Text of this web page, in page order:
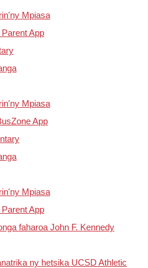
Mpiasa
App
Mpiasa
App
Mpiasa
App
faharoa John F. Kennedy
ny hetsika UCSD Athletic